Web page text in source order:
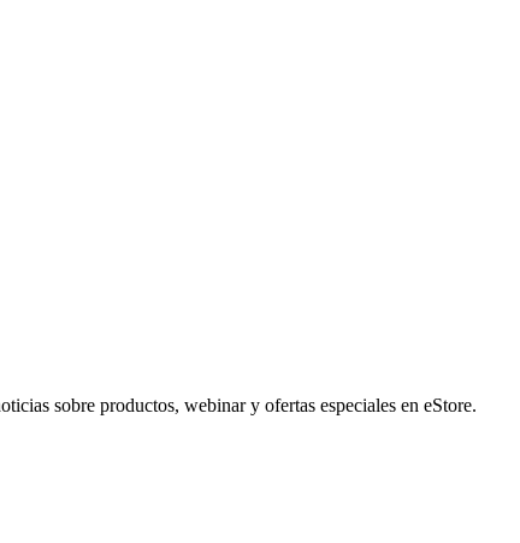
sobre productos, webinar y ofertas especiales en eStore.